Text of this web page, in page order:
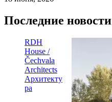
Последние новости
RDH
House /
Čechvala
Architects
Архитекту
ра